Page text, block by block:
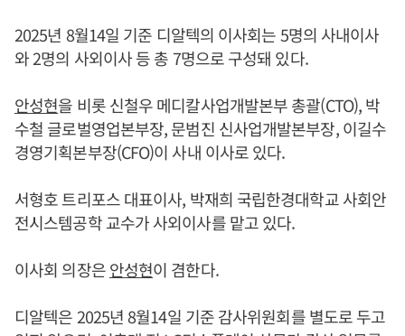
2025년 8월14일 기준 디알텍의 이사회는 5명의 사내이사
와 2명의 사외이사 등 총 7명으로 구성돼 있다.
안성현을 비롯 신철우 메디칼사업개발본부 총괄(CTO), 박
수철 글로벌영업본부장, 문범진 신사업개발본부장, 이길수
경영기획본부장(CFO)이 사내 이사로 있다.
서형호 트리포스 대표이사, 박재희 국립한경대학교 사회안
전시스템공학 교수가 사외이사를 맡고 있다.
이사회 의장은안성현이 겸한다.
디알텍은 2025년 8월14일 기준 감사위원회를 별도로 두고